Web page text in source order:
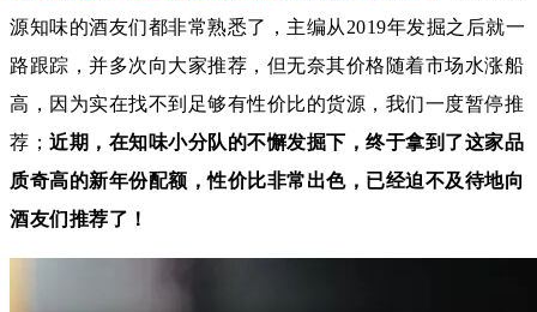
源知味的酒友们都非常熟悉了，主编从2019年发掘之后就一
路跟踪，并多次向大家推荐，但无奈其价格随着市场水涨船
高，因为实在找不到足够有性价比的货源，我们一度暂停推
荐；近期，在知味小分队的不懈发掘下，终于拿到了这家品
质奇高的新年份配额，性价比非常出色，已经迫不及待地向
酒友们推荐了！